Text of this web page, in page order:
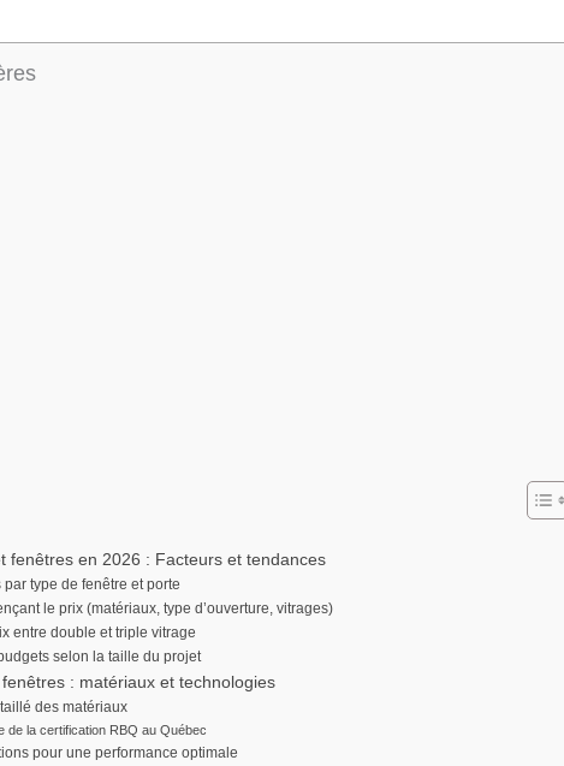
fenêtres en 2026 : Facteurs et tendances
type de fenêtre et porte
le prix (matériaux, type d’ouverture, vitrages)
entre double et triple vitrage
selon la taille du projet
: matériaux et technologies
des matériaux
de la certification RBQ au Québec
pour une performance optimale